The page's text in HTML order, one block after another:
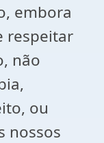
embora
respeitar
não
ou
nossos